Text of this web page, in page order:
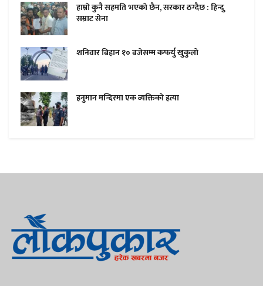
हाम्राे कुनै सहमति भएकाे छैन, सरकार ठग्दैछ : हिन्दु
सम्राट सेना
शनिवार बिहान १० बजेसम्म कफर्यु खुकुलाे
हनुमान मन्दिरमा एक व्यक्तिकाे हत्या